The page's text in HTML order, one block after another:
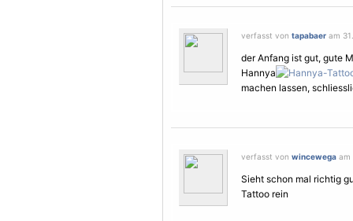
verfasst von tapabaer am
der Anfang ist gut, gute
Hannya
machen lassen,
verfasst von wincewega am
Sieht schon mal richtig
Tattoo rein